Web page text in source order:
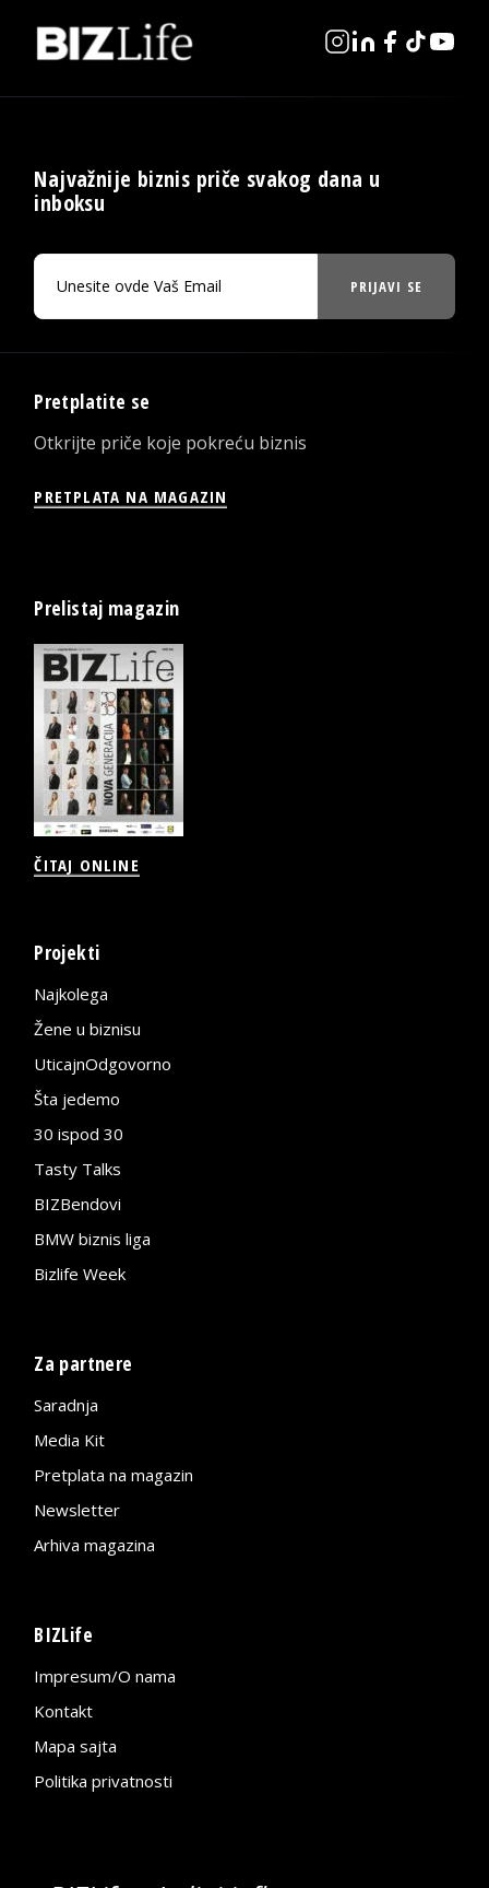
Najvažnije biznis priče svakog dana u
inboksu
PRIJAVI SE
Pretplatite se
Otkrijte priče koje pokreću biznis
PRETPLATA NA MAGAZIN
Prelistaj magazin
ČITAJ ONLINE
Projekti
Najkolega
Žene u biznisu
UticajnOdgovorno
Šta jedemo
30 ispod 30
Tasty Talks
BIZBendovi
BMW biznis liga
Bizlife Week
Za partnere
Saradnja
Media Kit
Pretplata na magazin
Newsletter
Arhiva magazina
BIZLife
Impresum/O nama
Kontakt
Mapa sajta
Politika privatnosti